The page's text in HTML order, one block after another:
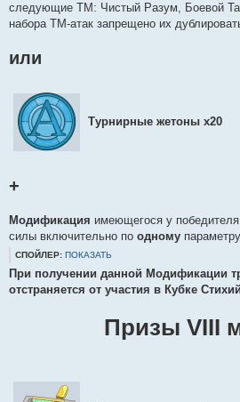
следующие ТМ: Чистый Разум, Боевой
набора ТМ-атак запрещено их
или
Турнирные жетоны х20
+
Модификация имеющегося у
силы включительно по одному
СПОЙЛЕР: ПОКАЗАТЬ
При получении данной Модификации
отстраняется от участия в Кубке
Призы VIII